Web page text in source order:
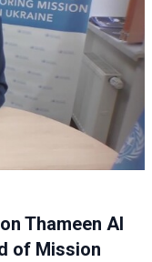
Thameen Al
of Mission